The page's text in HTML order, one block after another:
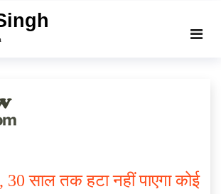
30 साल तक हटा नहीं पाएगा कोई